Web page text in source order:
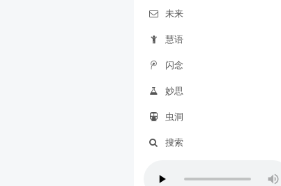
未来
慧语
闪念
妙思
虫洞
搜索